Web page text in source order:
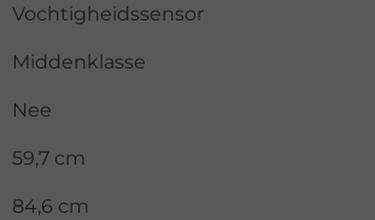
Vochtigheidssensor
Middenklasse
Nee
59,7 cm
84,6 cm